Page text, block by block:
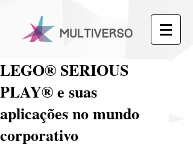
LEGO® SERIOUS
PLAY® e suas
aplicações no mundo
corporativo